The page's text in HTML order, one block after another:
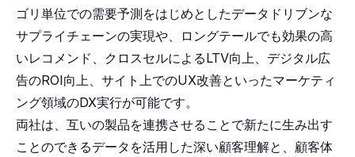
ゴリ単位での需要予測をはじめとしたデータドリブンな
サプライチェーンの実現や、ロングテールでも効果の高
いレコメンド、クロスセルによるLTV向上、デジタル広
告のROI向上、サイト上でのUX改善といったマーケティ
ング領域のDX実行が可能です。
両社は、互いの製品を連携させることで新たに生み出す
ことのできるデータを活用した深い顧客理解と、顧客体